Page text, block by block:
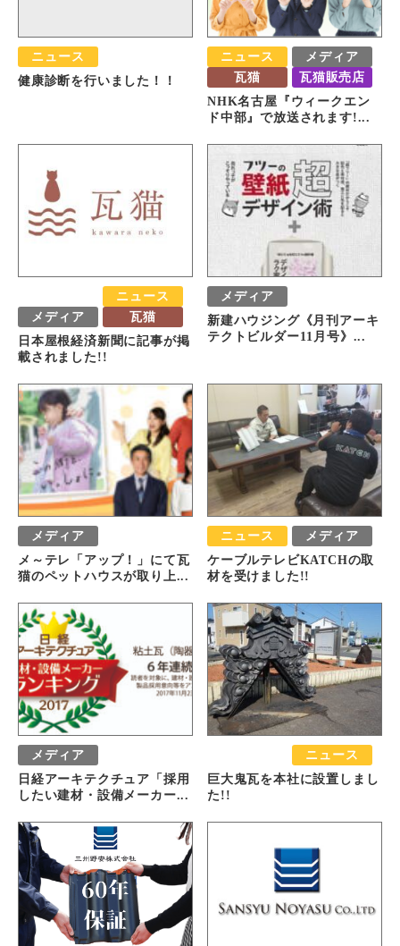
ニュース
健康診断を行いました！！
ニュース
メディア
瓦猫
瓦猫販売店
NHK名古屋『ウィークエン
ド中部』で放送されます!...
ニュース
メディア
瓦猫
日本屋根経済新聞に記事が掲
載されました!!
メディア
新建ハウジング《月刊アーキ
テクトビルダー11月号》...
メディア
メ～テレ「アップ！」にて瓦
猫のペットハウスが取り上...
ニュース メディア
ケーブルテレビKATCHの取
材を受けました!!
メディア
日経アーキテクチュア「採用
したい建材・設備メーカー...
ニュース
巨大鬼瓦を本社に設置しまし
た!!